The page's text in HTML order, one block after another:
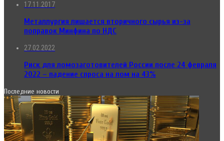
17.11.2017
Металлургия лишается вторичного сырья из-за
поправок Минфина по НДС
27.02.2022
Риск для ломозаготовителей России после 24 февраля
2022 – падение спроса на лом на 43%
Последние новости